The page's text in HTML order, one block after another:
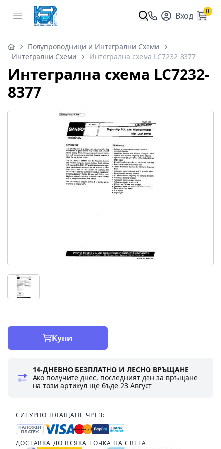
Open menu Вход 0
Полупроводници и Интегрални Схеми
Интегрални Схеми
Интегрална схема LC7232-8377
Интегрална схема LC7232-
8377
Купи
14-ДНЕВНО БЕЗПЛАТНО И ЛЕСНО ВРЪЩАНЕ
Ако получите днес, последният ден за връщане
на този артикул ще бъде23 Август
СИГУРНО ПЛАЩАНЕ ЧРЕЗ:
НАЛОЖЕН
ПЛАТЕЖ
ДОСТАВКА ДО ВСЯКА ТОЧКА НА СВЕТА: